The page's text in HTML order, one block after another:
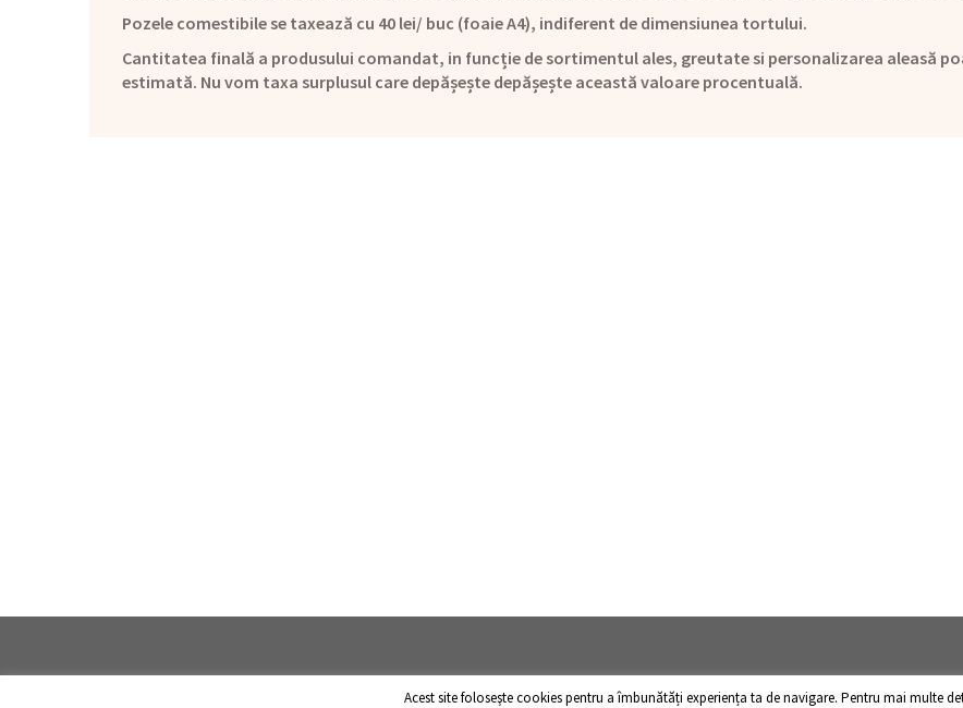
Pozele comestibile se taxează cu 40 lei/ buc (foaie A4), indiferent de dimensiunea tortului.
Cantitatea finală a produsului comandat, in funcție de sortimentul ales, greutate si personalizarea aleasă
estimată. Nu vom taxa surplusul care depășește depășește această valoare procentuală.
Acest site foloseşte cookies pentru a îmbunătăți experiența ta de navigare. Pentru mai multe